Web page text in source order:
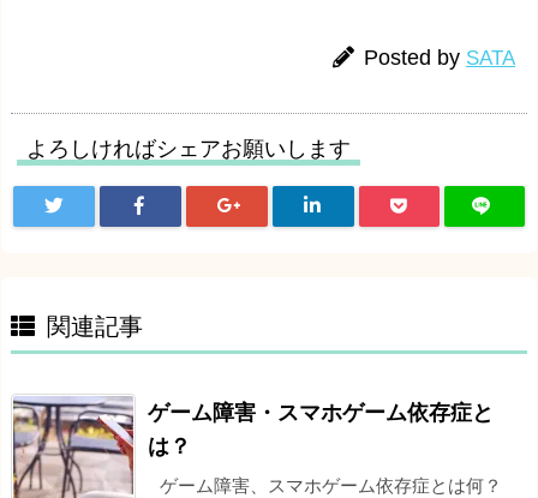
Posted by SATA
よろしければシェアお願いします
関連記事
ゲーム障害・スマホゲーム依存症と
は？
ゲーム障害、スマホゲーム依存症とは何？